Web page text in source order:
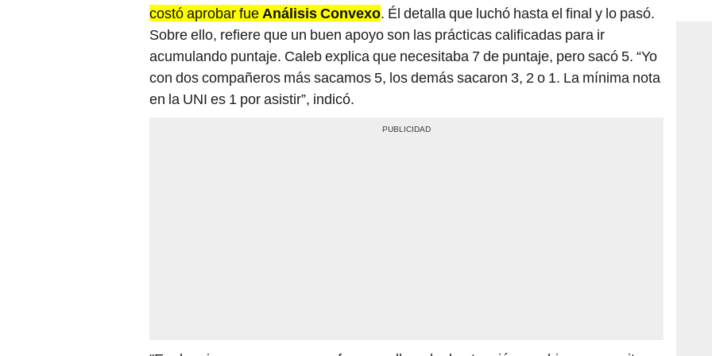
costó aprobar fue Análisis Convexo. Él detalla que luchó hasta el final y lo pasó.
Sobre ello, refiere que un buen apoyo son las prácticas calificadas para ir
acumulando puntaje. Caleb explica que necesitaba 7 de puntaje, pero sacó 5. “Yo
con dos compañeros más sacamos 5, los demás sacaron 3, 2 o 1. La mínima nota
en la UNI es 1 por asistir”, indicó.